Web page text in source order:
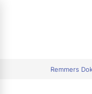
Remmers